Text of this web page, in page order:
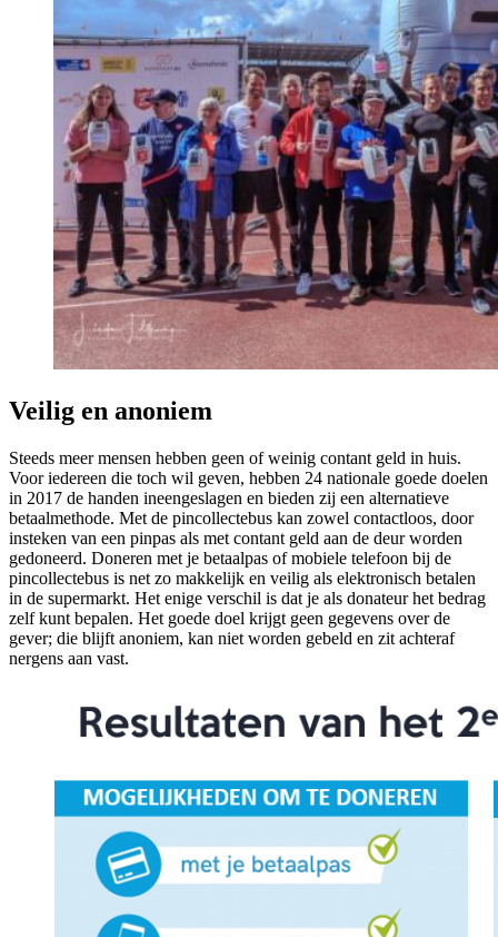
Veilig en anoniem
Steeds meer mensen hebben geen of weinig contant geld in huis.
Voor iedereen die toch wil geven, hebben 24 nationale goede doelen
in 2017 de handen ineengeslagen en bieden zij een alternatieve
betaalmethode. Met de pincollectebus kan zowel contactloos, door
insteken van een pinpas als met contant geld aan de deur worden
gedoneerd. Doneren met je betaalpas of mobiele telefoon bij de
pincollectebus is net zo makkelijk en veilig als elektronisch betalen
in de supermarkt. Het enige verschil is dat je als donateur het bedrag
zelf kunt bepalen. Het goede doel krijgt geen gegevens over de
gever; die blijft anoniem, kan niet worden gebeld en zit achteraf
nergens aan vast.